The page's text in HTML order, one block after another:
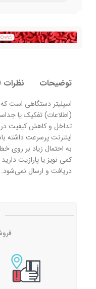
توضیحات نظرات
اسپليتر دستگاهي است که
(اطلاعات) تفکيک يا
تداخل و کاهش کيفيت در
اينترنت پرسرعت داشته
به احتمال زياد بر روي
کمي نويز يا پارازيت
دريافت و ارسال نمي‌شود.